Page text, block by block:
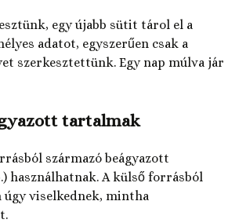
egy újabb sütit tárol el a
adatot, egyszerűen csak a
szerkesztettünk. Egy nap múlva jár
tartalmak
származó beágyazott
használhatnak. A külső forrásból
úgy viselkednek, mintha